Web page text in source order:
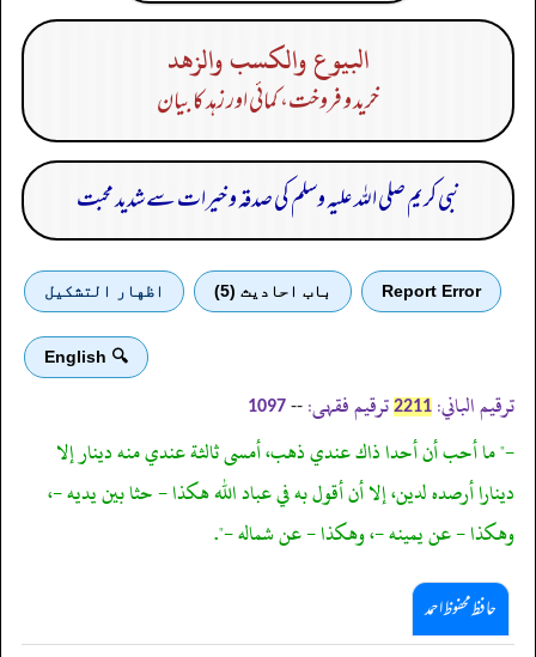
البيوع والكسب والزهد
خرید و فروخت، کمائی اور زہد کا بیان
نبی کریم صلی اللہ علیہ وسلم کی صدقہ و خیرات سے شدید محبت
Report Error باب احادیث (5) اظهار التشكيل
🔍 English
ترقیم الباني: 2211 ترقیم فقہی: --
1097
-" ما أحب أن أحدا ذاك عندي ذهب، أمسى ثالثة عندي منه دينار إلا
دينارا أرصده لدين، إلا أن أقول به في عباد الله هكذا - حثا بين يديه -،
وهكذا - عن يمينه -، وهكذا - عن شماله -".
حافظ محفوظ احمد